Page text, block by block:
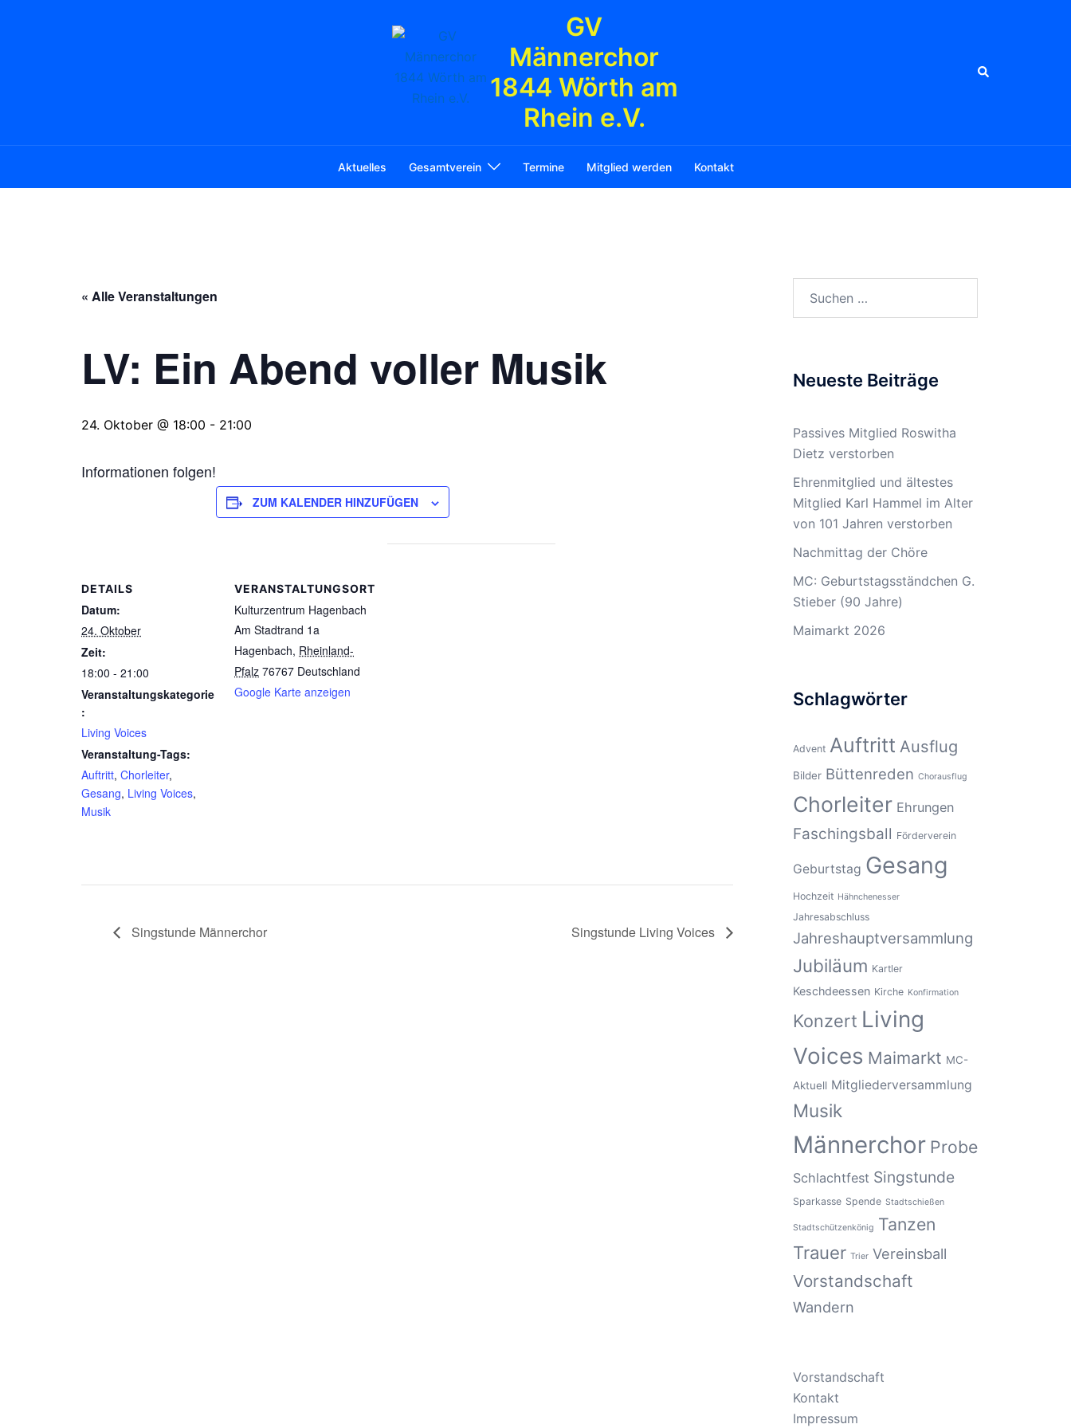
GV
Männerchor
1844 Wörth am
Rhein e.V.
Suche
Aktuelles Gesamtverein Termine Mitglied werden Kontakt
« Alle Veranstaltungen
LV: Ein Abend voller Musik
24. Oktober @ 18:00 - 21:00
Informationen folgen!
ZUM KALENDER HINZUFÜGEN
DETAILS
Datum:
24. Oktober
Zeit:
18:00 - 21:00
Veranstaltungskategorie
:
Living Voices
Veranstaltung-Tags:
Auftritt, Chorleiter,
Gesang, Living Voices,
Musik
VERANSTALTUNGSORT
Kulturzentrum Hagenbach
Am Stadtrand 1a
Hagenbach, Rheinland-
Pfalz 76767 Deutschland
Google Karte anzeigen
Singstunde Männerchor Singstunde Living Voices
Neueste Beiträge
Passives Mitglied Roswitha
Dietz verstorben
Ehrenmitglied und ältestes
Mitglied Karl Hammel im Alter
von 101 Jahren verstorben
Nachmittag der Chöre
MC: Geburtstagsständchen G.
Stieber (90 Jahre)
Maimarkt 2026
Schlagwörter
Advent Auftritt Ausflug
Bilder Büttenreden Chorausflug
Chorleiter Ehrungen
Faschingsball Förderverein
Geburtstag Gesang
Hochzeit Hähnchenesser
Jahresabschluss
Jahreshauptversammlung
Jubiläum Kartler
Keschdeessen Kirche Konfirmation
Konzert Living
Voices Maimarkt MC-
Aktuell Mitgliederversammlung
Musik
Männerchor Probe
Schlachtfest Singstunde
Sparkasse Spende Stadtschießen
Stadtschützenkönig Tanzen
Trauer Trier Vereinsball
Vorstandschaft
Wandern
Vorstandschaft
Kontakt
Impressum